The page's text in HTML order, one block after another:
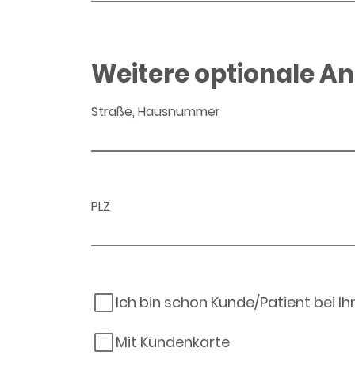
Weitere optionale
Straße, Hausnummer
PLZ
Ich bin schon Kunde/Patient bei
Mit Kundenkarte